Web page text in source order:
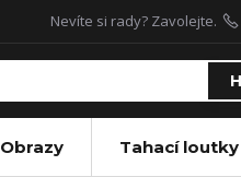
Nevíte si rady? Zavolejte.
Obrazy Tahací loutky